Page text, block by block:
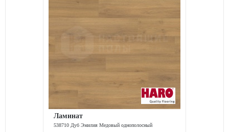
Ламинат
538710 Дуб Эмилия Медовый однополосный